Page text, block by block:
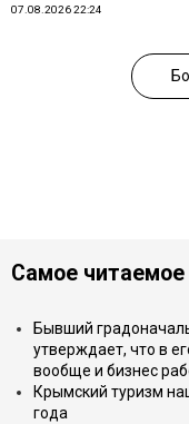
07.08.2026 22:24
Самое читаемое
Бывший
утверждает, что в
вообще и бизнес
Крымский туризм
года